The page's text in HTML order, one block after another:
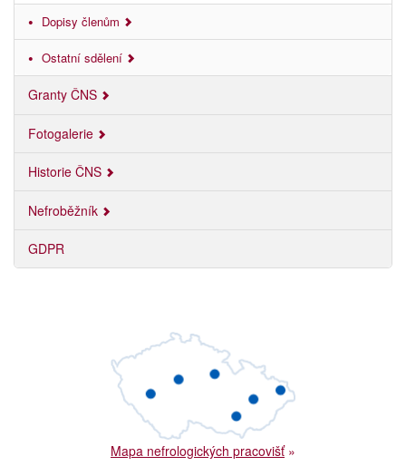
Dopisy členům
Ostatní sdělení
Granty ČNS
Fotogalerie
Historie ČNS
Nefroběžník
GDPR
Mapa nefrologických pracovišť»